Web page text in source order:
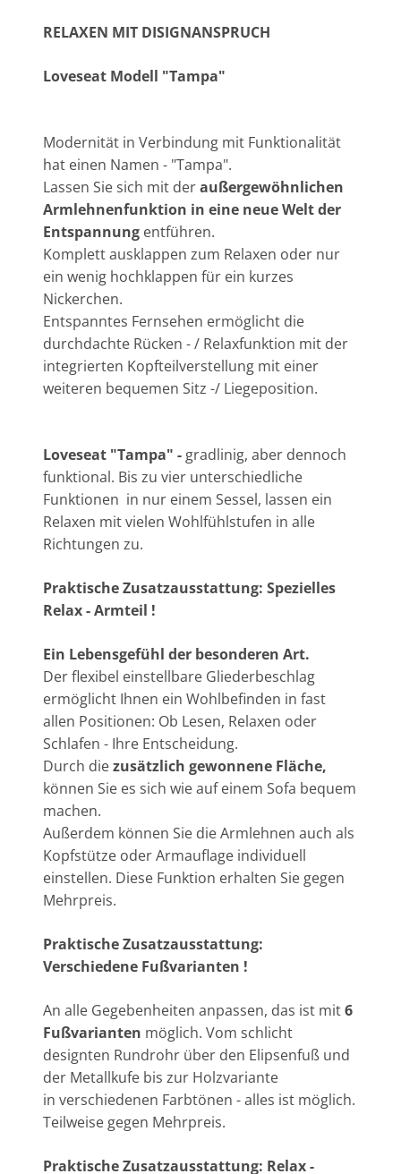
RELAXEN MIT DISIGNANSPRUCH
Loveseat Modell "Tampa"
Modernität in Verbindung mit Funktionalität
hat einen Namen - "Tampa".
Lassen Sie sich mit deraußergewöhnlichen
Armlehnenfunktion in eine neue Welt der
Entspannung entführen.
Komplett ausklappen zum Relaxen oder nur
ein wenig hochklappen für ein kurzes
Nickerchen.
Entspanntes Fernsehen ermöglicht die
durchdachte Rücken - / Relaxfunktion mit der
integrierten Kopfteilverstellung mit einer
weiteren bequemen Sitz -/ Liegeposition.
Loveseat "Tampa" - gradlinig, aber dennoch
funktional. Bis zu vier unterschiedliche
Funktionen in nur einem Sessel, lassen ein
Relaxen mit vielen Wohlfühlstufen in alle
Richtungen zu.
Praktische Zusatzausstattung: Spezielles
Relax - Armteil !
Ein Lebensgefühl der besonderen Art.
Der flexibel einstellbare Gliederbeschlag
ermöglicht Ihnen ein Wohlbefinden in fast
allen Positionen: Ob Lesen, Relaxen oder
Schlafen - Ihre Entscheidung.
Durch diezusätzlich gewonnene Fläche,
können Sie es sich wie auf einem Sofa bequem
machen.
Außerdem können Sie die Armlehnen auch als
Kopfstütze oder Armauflage individuell
einstellen. Diese Funktion erhalten Sie gegen
Mehrpreis.
Praktische Zusatzausstattung:
Verschiedene Fußvarianten !
An alle Gegebenheiten anpassen, das ist mit6
Fußvarianten möglich. Vom schlicht
designten Rundrohr über den Elipsenfuß und
der Metallkufe bis zur Holzvariante
in verschiedenen Farbtönen - alles ist möglich.
Teilweise gegen Mehrpreis.
Praktische Zusatzausstattung: Relax -